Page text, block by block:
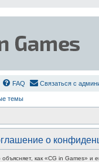
FAQ Связаться с
темы
о
как «CG in Games»